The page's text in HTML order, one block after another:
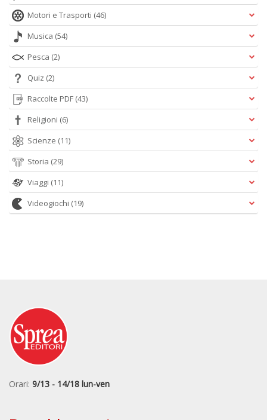
Motori e Trasporti (46)
Musica (54)
Pesca (2)
Quiz (2)
Raccolte PDF (43)
Religioni (6)
Scienze (11)
Storia (29)
Viaggi (11)
Videogiochi (19)
Orari: 9/13 - 14/18 lun-ven